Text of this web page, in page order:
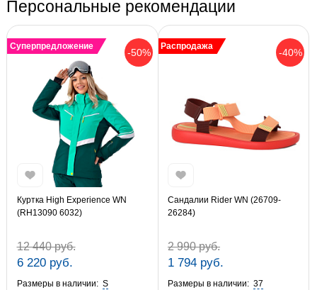
Персональные рекомендации
-50%
Суперпредложение
Куртка High Experience WN
(RH13090 6032)
12 440 руб.
6 220 руб.
Размеры в наличии: S
-40%
Распродажа
Сандалии Rider WN (26709-
26284)
2 990 руб.
1 794 руб.
Размеры в наличии: 37